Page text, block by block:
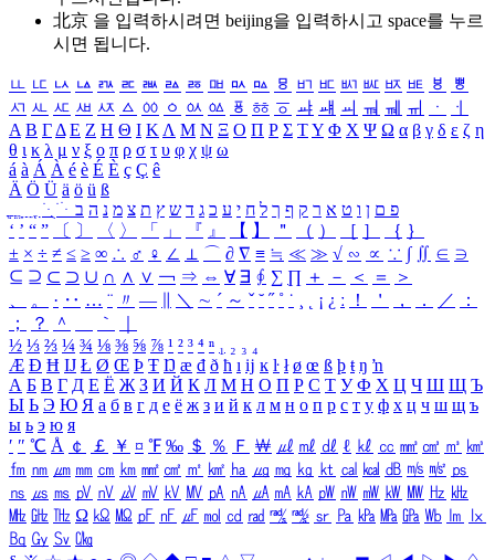
北京 을 입력하시려면 beijing을 입력하시고 space를 누르
시면 됩니다.
ㅥ ㅦ ㅧ ㅨ ㅩ ㅪ ㅫ ㅬ ㅭ ㅮ ㅯ ㅰ ㅱ ㅲ ㅳ ㅴ ㅵ ㅶ ㅷ ㅸ
ㅹ
ㅺ ㅻ ㅼ ㅽ ㅾ ㅿ ㆀ ㆁ ㆂ ㆃ ㆄ ㆅ ㆆ ㆇ ㆈ ㆉ ㆊ ㆋ ㆌ ㆍ
ㆎ
Α Β ΓΔ Ε Ζ Η Θ Ι ΚΛ Μ Ν Ξ Ο Π Ρ Σ ΤΥ Φ Χ Ψ Ω α β γ δ ε ζ η
θ ι κ λ μ ν ξ ο π ρ σ τ υ φ χ ψ ω
á à Á À é è É È ç Ç ê
Ä Ö Ü ä ö ü ß
ִֶֹ ֻּ ׁׂ פ ם ן ו ט א ר ק ף ך ל ח י ע כ ג ד ש ץ ת צ מ נ ה ב
‘ ’ “ ” 〔 〕 〈 〉 「 」 『 』 【 】 ＂ （ ） ［ ］ ｛ ｝
± × ÷ ≠ ≤ ≥ ∞ ∴ ♂ ♀ ∠ ⊥ ⌒ ∂ ∇ ≡ ≒ ≪ ≫ √ ∽ ∝ ∵ ∫ ∬ ∈ ∋
⊆ ⊇ ⊂ ⊃ ∪ ∩ ∧ ∨ ￢ ⇒ ⇔ ∀ ∃ ∮ ∑ ∏ ＋ － ＜ ＝
＞
、
。 · ‥ … ¨ 〃 ― ＼ ∼ ´ ～ ˇ ˘ ˝ ˚ ˙ ¸ ¡ ¿ ː ！ ＇ ， ． ／
：
；
？ ＾ ｀
½ ⅓ ⅔ ¼ ¾ ⅛ ⅜ ⅝ ⅞ ¹ ² ³ ⁴ ⁿ ₁ ₂ ₃ ₄
Æ Ð Ħ Ĳ Ł Ø Œ Þ Ŧ Ŋ æ đ ð ħ ı ĳ ĸ ŀ ł ø œ ß þ ŧ ŋ ŉ
А Б В Г Д Е Ё Ж З И Й К Л М Н О П Р С Т У Ф Х Ц Ч Ш Щ Ъ
Ы Ь Э Ю Я а б в г д е ё ж з и й к л м н о п р с т у ф х ц ч ш щ ъ
ы ь э ю я
′ ″ ℃ Å ￠ ￡ ￥ ¤ ℉ ‰ ＄ ％ Ｆ ￦ ㎕ ㎖ ㎗ ℓ ㎘ ㏄ ㎣ ㎤ ㎥ ㎦
㎙ ㎚ ㎛ ㎜ ㎝ ㎞ ㎟ ㎠ ㎡ ㎢ ㏊ ㎍ ㎎ ㎏ ㏏ ㎈ ㎉ ㏈ ㎧ ㎨ ㎰
㎱ ㎲ ㎳ ㎴ ㎵ ㎶ ㎷ ㎸ ㎹ ㎀ ㎁ ㎂ ㎃ ㎄ ㎺ ㎻ ㎽ ㎾ ㎿ ㎐ ㎑
㎒ ㎓ ㎔ Ω ㏀ ㏁ ㎊ ㎋ ㎌ ㏖ ㏅ ㎭ ㎮ ㎯ ㏛ ㎩ ㎪ ㎫ ㎬ ㏝ ㏐
㏓
㏃ ㏉ ㏜ ㏆